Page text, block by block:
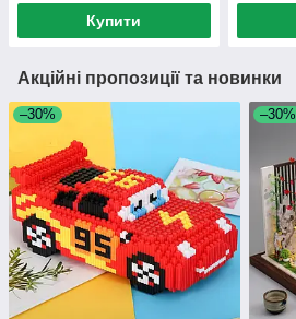
Купити
Акційні пропозиції та новинки
–30% –30%